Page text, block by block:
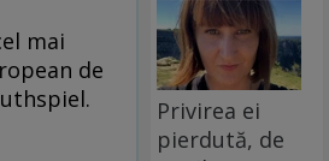
mai
de
Privirea ei
pierdută, de